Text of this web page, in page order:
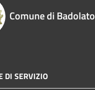
Comune di Badolato
DI SERVIZIO